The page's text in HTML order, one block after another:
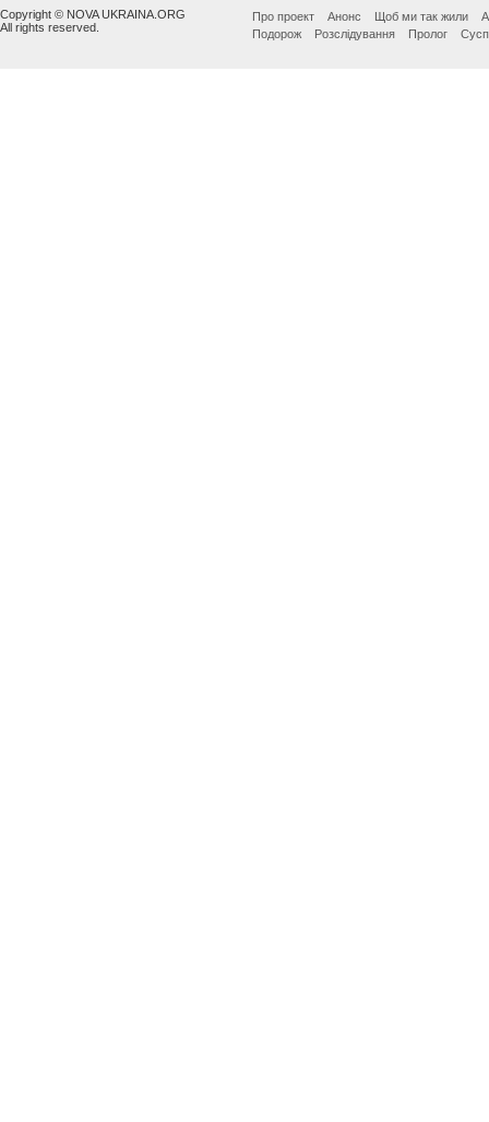
Copyright © NOVA UKRAINA.ORG
All rights reserved.
Про проект Анонс Щоб ми так жили
Подорож
Розслідування Пролог